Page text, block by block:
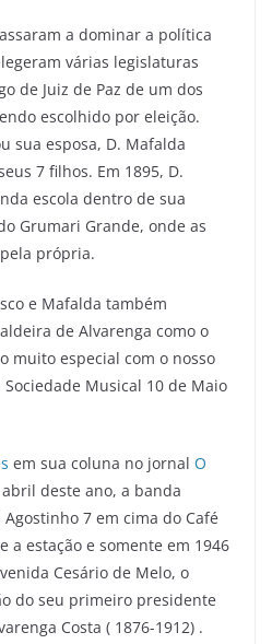
a dominar a política
várias legislaturas
de Juiz de Paz de um dos
escolhido por eleição.
sua esposa, D. Mafalda
7 filhos. Em 1895, D.
escola dentro de sua
Grumari Grande, onde as
própria.
e Mafalda também
de Alvarenga como o
muito especial com o nosso
Musical 10 de Maio
em sua coluna no jornal O
deste ano, a banda
7 em cima do Café
a estação e somente em 1946
Cesário de Melo, o
do seu primeiro presidente
Costa ( 1876-1912) .